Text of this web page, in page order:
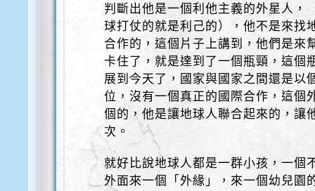
判斷出他是一個利他主義的外星人，
球打仗的就是利己的），他不是來找
合作的，這個片子上講到，他們是來
卡住了，就是達到了一個瓶頸，這個
展到今天了，國家與國家之間還是以
位，沒有一個真正的國際合作，這個
個的，他是讓地球人聯合起來的，讓
次。
就好比說地球人都是一群小孩，一個
外面來一個「外緣」，來一個幼兒園